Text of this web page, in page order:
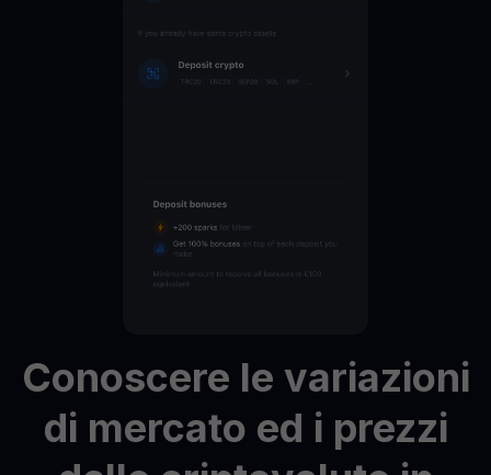
Conoscere le variazioni
di mercato ed i prezzi